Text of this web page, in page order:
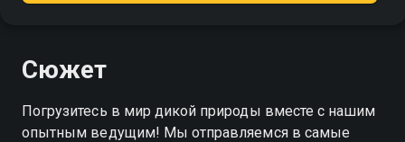
Сюжет
Погрузитесь в мир дикой природы вместе с нашим
опытным ведущим! Мы отправляемся в самые